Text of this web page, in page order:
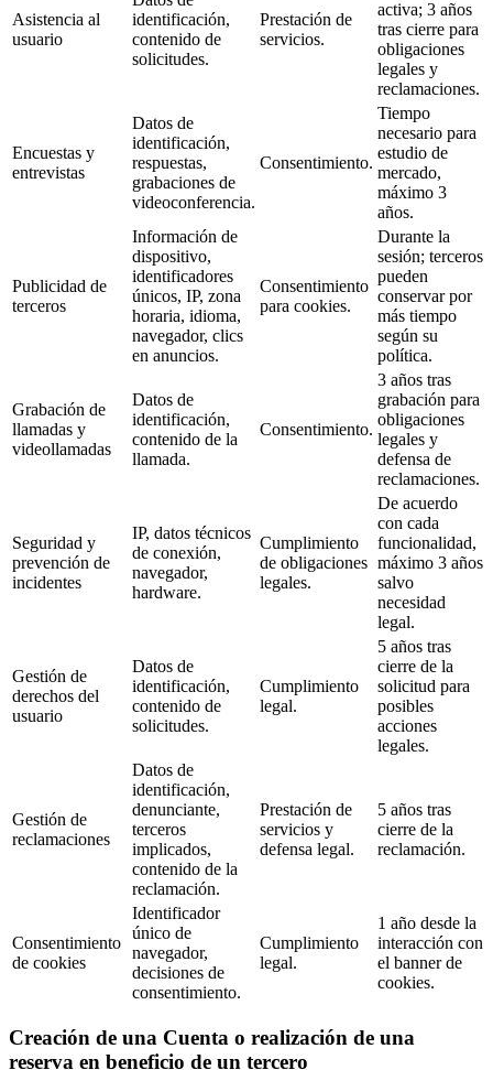
Asistencia al
usuario
identificación,
contenido de
solicitudes.
Prestación de
servicios.
activa; 3 años
tras cierre para
obligaciones
legales y
reclamaciones.
Encuestas y
entrevistas
Datos de
identificación,
respuestas,
grabaciones de
videoconferencia.
Consentimiento.
Tiempo
necesario para
estudio de
mercado,
máximo 3
años.
Publicidad de
terceros
Información de
dispositivo,
identificadores
únicos, IP, zona
horaria, idioma,
navegador, clics
en anuncios.
Consentimiento
para cookies.
Durante la
sesión; terceros
pueden
conservar por
más tiempo
según su
política.
Grabación de
llamadas y
videollamadas
Datos de
identificación,
contenido de la
llamada.
Consentimiento.
3 años tras
grabación para
obligaciones
legales y
defensa de
reclamaciones.
Seguridad y
prevención de
incidentes
IP, datos técnicos
de conexión,
navegador,
hardware.
Cumplimiento
de obligaciones
legales.
De acuerdo
con cada
funcionalidad,
máximo 3 años
salvo
necesidad
legal.
Gestión de
derechos del
usuario
Datos de
identificación,
contenido de
solicitudes.
Cumplimiento
legal.
5 años tras
cierre de la
solicitud para
posibles
acciones
legales.
Gestión de
reclamaciones
Datos de
identificación,
denunciante,
terceros
implicados,
contenido de la
reclamación.
Prestación de
servicios y
defensa legal.
5 años tras
cierre de la
reclamación.
Consentimiento
de cookies
Identificador
único de
navegador,
decisiones de
consentimiento.
Cumplimiento
legal.
1 año desde la
interacción con
el banner de
cookies.
Creación de una Cuenta o realización de una
reserva en beneficio de un tercero